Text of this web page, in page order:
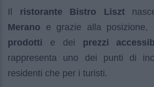
Il ristorante Bistro Liszt
Merano e grazie alla posizione,
prodotti e dei prezzi
rappresenta uno dei punti di
residenti che per i turisti.